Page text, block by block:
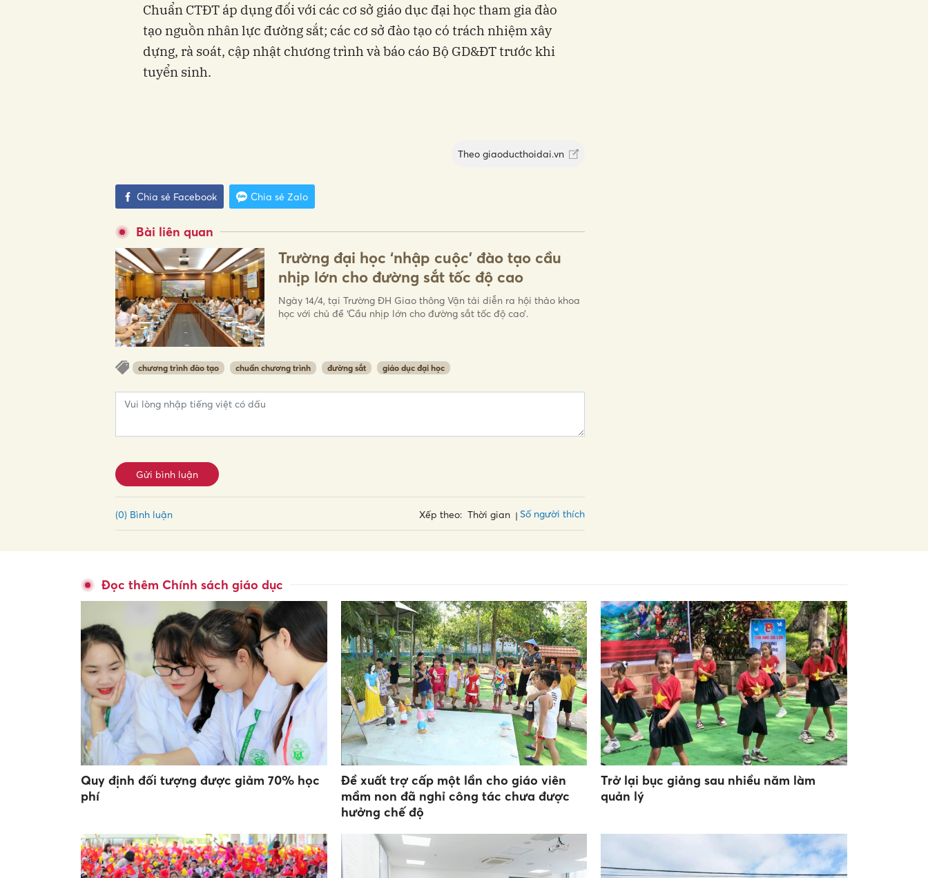
Chuẩn CTĐT áp dụng đối với các cơ sở giáo dục đại học tham gia đào
tạo nguồn nhân lực đường sắt; các cơ sở đào tạo có trách nhiệm xây
dựng, rà soát, cập nhật chương trình và báo cáo Bộ GD&ĐT trước khi
tuyển sinh.
Theo giaoducthoidai.vn
Chia sẻ Facebook Chia sẻ Zalo
Bài liên quan
Trường đại học ‘nhập cuộc’ đào tạo cầu
nhịp lớn cho đường sắt tốc độ cao
Ngày 14/4, tại Trường ĐH Giao thông Vận tải diễn ra hội thảo khoa
học với chủ đề ‘Cầu nhịp lớn cho đường sắt tốc độ cao’.
chương trình đào tạo chuẩn chương trình đường sắt giáo dục đại học
Gửi bình luận
(0) Bình luận Xếp theo: Thời gian Số người thích
Đọc thêm Chính sách giáo dục
Quy định đối tượng được giảm 70% học
phí
Đề xuất trợ cấp một lần cho giáo viên
mầm non đã nghỉ công tác chưa được
hưởng chế độ
Trở lại bục giảng sau nhiều năm làm
quản lý